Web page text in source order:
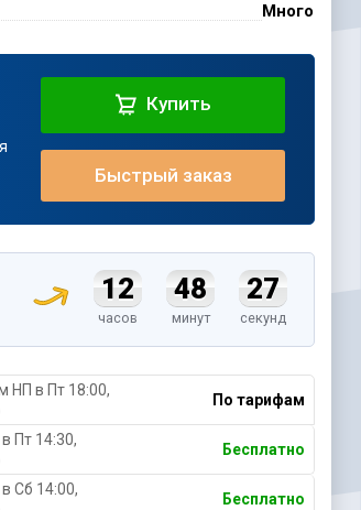
Много
Купить
Быстрый заказ
12
часов
48
минут
27
секунд
НП в Пт 18:00,
По тарифам
Пт 14:30,
Бесплатно
Cб 14:00,
Бесплатно